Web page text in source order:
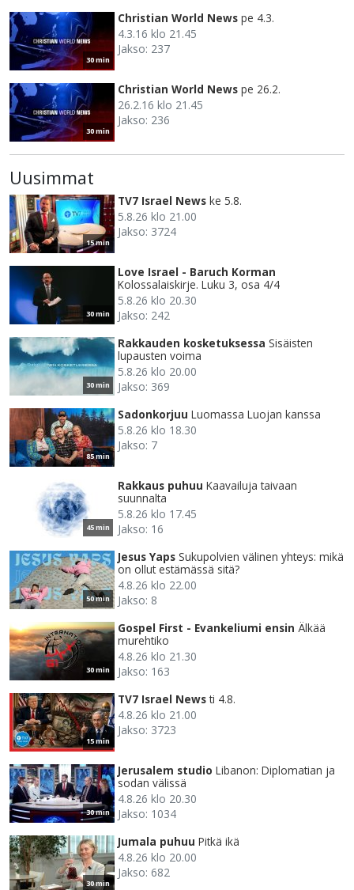
30 min
Christian World News pe 4.3.
4.3.16 klo 21.45
Jakso: 237
30 min
Christian World News pe 26.2.
26.2.16 klo 21.45
Jakso: 236
Uusimmat
15 min
TV7 Israel News ke 5.8.
5.8.26 klo 21.00
Jakso: 3724
30 min
Love Israel - Baruch Korman
Kolossalaiskirje. Luku 3, osa 4/4
5.8.26 klo 20.30
Jakso: 242
30 min
Rakkauden kosketuksessa Sisäisten
lupausten voima
5.8.26 klo 20.00
Jakso: 369
85 min
Sadonkorjuu Luomassa Luojan kanssa
5.8.26 klo 18.30
Jakso: 7
45 min
Rakkaus puhuu Kaavailuja taivaan
suunnalta
5.8.26 klo 17.45
Jakso: 16
50 min
Jesus Yaps Sukupolvien välinen yhteys: mikä
on ollut estämässä sitä?
4.8.26 klo 22.00
Jakso: 8
30 min
Gospel First - Evankeliumi ensin Älkää
murehtiko
4.8.26 klo 21.30
Jakso: 163
15 min
TV7 Israel News ti 4.8.
4.8.26 klo 21.00
Jakso: 3723
30 min
Jerusalem studio Libanon: Diplomatian ja
sodan välissä
4.8.26 klo 20.30
Jakso: 1034
30 min
Jumala puhuu Pitkä ikä
4.8.26 klo 20.00
Jakso: 682